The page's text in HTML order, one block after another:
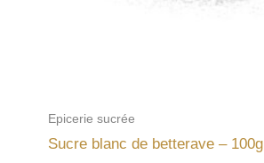
Epicerie sucrée
Sucre blanc de betterave – 100g